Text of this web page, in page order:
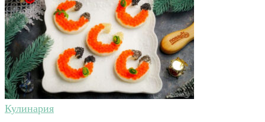
Кулинария